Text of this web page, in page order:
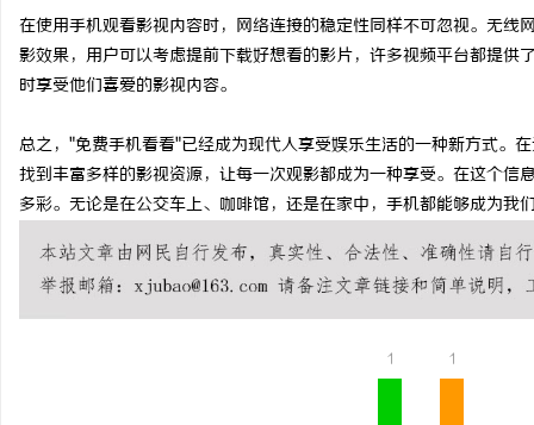
在使用手机观看影视内容时，网络连接的稳定性同样不可忽视。无
影效果，用户可以考虑提前下载好想看的影片，许多视频平台都提
时享受他们喜爱的影视内容。
总之，"免费手机看看"已经成为现代人享受娱乐生活的一种新方式。
找到丰富多样的影视资源，让每一次观影都成为一种享受。在这个
多彩。无论是在公交车上、咖啡馆，还是在家中，手机都能够成为
1 1